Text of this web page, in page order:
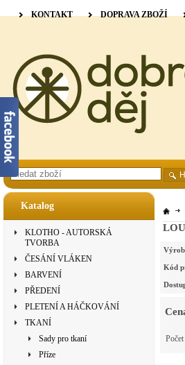
Katalog
KLOTHO - AUTORSKÁ
TVORBA
ČESÁNÍ VLÁKEN
BARVENÍ
PŘEDENÍ
PLETENÍ A HÁČKOVÁNÍ
TKANÍ
Sady pro tkaní
Příze
Kód
KONTAKT DOPRAVA ZBOŽÍ